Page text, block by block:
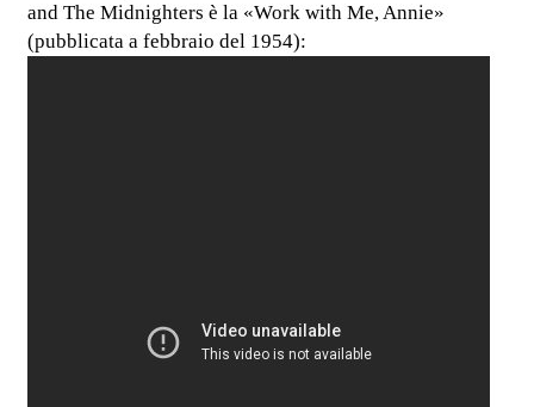
and The Midnighters è la «Work with Me, Annie»
(pubblicata a febbraio del 1954):